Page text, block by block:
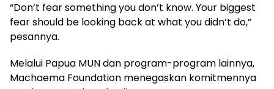
“Don’t fear something you don’t know. Your biggest
fear should be looking back at what you didn’t do,”
pesannya.
Melalui Papua MUN dan program-program lainnya,
Machaema Foundation menegaskan komitmennya